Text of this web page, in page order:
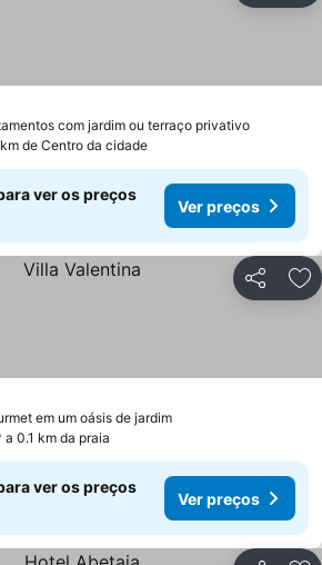
com jardim ou terraço privativoVer
preços
de Centro da cidade
ver os preços
Ver preços
Partilhar
em um oásis de jardimVer preços
a 0.1 km da praia
ver os preços
Ver preços